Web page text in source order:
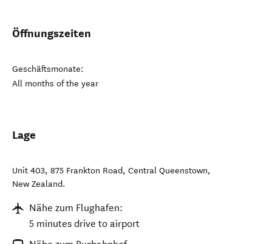
Öffnungszeiten
Geschäftsmonate:
All months of the year
Lage
Unit 403, 875 Frankton Road, Central Queenstown,
New Zealand.
Nähe zum Flughafen:
5 minutes drive to airport